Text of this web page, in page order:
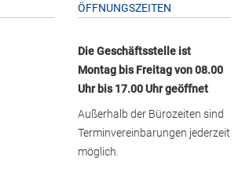
ÖFFNUNGSZEITEN
Die Geschäftsstelle ist
Montag bis Freitag von 08.00
Uhr bis 17.00 Uhr geöffnet
Außerhalb der Bürozeiten sind
Terminvereinbarungen jederzeit
möglich.